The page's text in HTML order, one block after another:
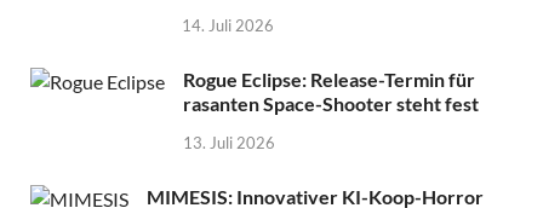
14. Juli 2026
Rogue Eclipse: Release-Termin für
rasanten Space-Shooter steht fest
13. Juli 2026
MIMESIS: Innovativer KI-Koop-Horror